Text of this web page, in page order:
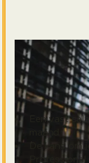
Wat je van
verwachten
Word jij onze
Dan kun je het
Een vast
maand
De kans
Professional